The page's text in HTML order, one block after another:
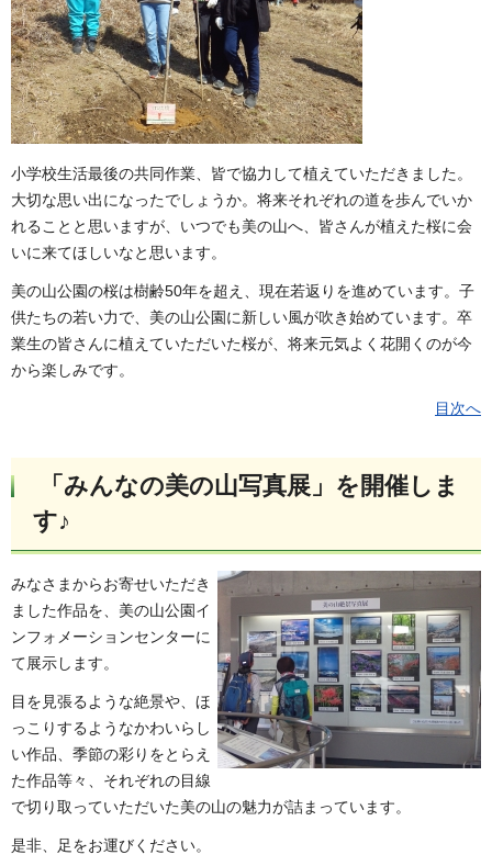
小学校生活最後の共同作業、皆で協力して植えていただきました。
大切な思い出になったでしょうか。将来それぞれの道を歩んでいか
れることと思いますが、いつでも美の山へ、皆さんが植えた桜に会
いに来てほしいなと思います。
美の山公園の桜は樹齢50年を超え、現在若返りを進めています。子
供たちの若い力で、美の山公園に新しい風が吹き始めています。卒
業生の皆さんに植えていただいた桜が、将来元気よく花開くのが今
から楽しみです。
目次へ
「みんなの美の山写真展」を開催しま
す♪
みなさまからお寄せいただき
ました作品を、美の山公園イ
ンフォメーションセンターに
て展示します。
目を見張るような絶景や、ほ
っこりするようなかわいらし
い作品、季節の彩りをとらえ
た作品等々、それぞれの目線
で切り取っていただいた美の山の魅力が詰まっています。
是非、足をお運びください。